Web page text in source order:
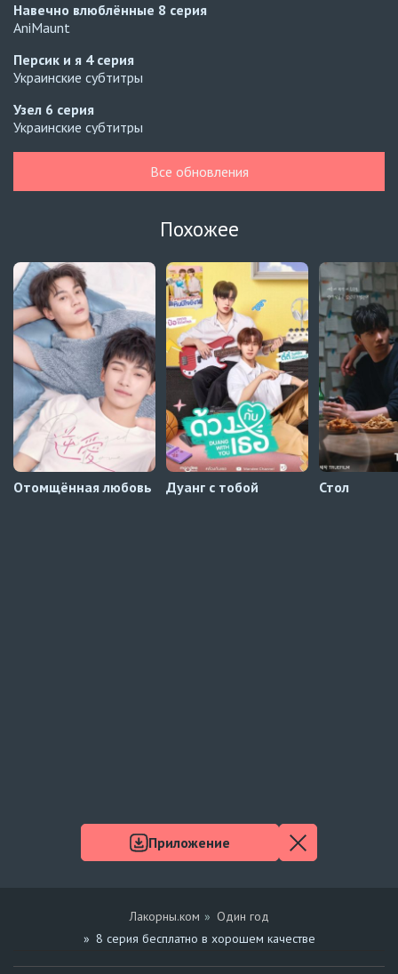
Навечно влюблённые 8 серия
AniMaunt
Персик и я 4 серия
Украинские субтитры
Узел 6 серия
Украинские субтитры
Автосабы русские / украинские
Кризис влюблённости в классе4 серия
Превью
Кризис влюблённости в классе3 серия
Автосабы русские / украинские
Давай немного подождём, Харутора-кун1 серия
Превью
Все обновления
Похожее
Отомщённая любовь Дуанг с тобой Стол
Лакорны.ком
Один год
8 серия бесплатно в хорошем качестве
Приложение